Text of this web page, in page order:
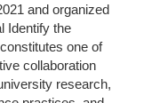
and organized
Identify the
one of
collaboration
research,